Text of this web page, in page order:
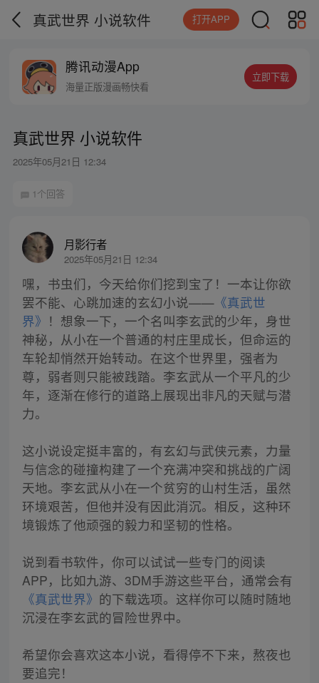
真武世界 小说软件 打开APP
腾讯动漫App
海量正版漫画畅快看
立即下载
真武世界 小说软件
2025年05月21日 12:34
1个回答
月影行者
2025年05月21日 12:34
嘿，书虫们，今天给你们挖到宝了！一本让你欲
罢不能、心跳加速的玄幻小说——《真武世
界》 ！想象一下，一个名叫李玄武的少年，身世
神秘，从小在一个普通的村庄里成长，但命运的
车轮却悄然开始转动。在这个世界里，强者为
尊，弱者则只能被践踏。李玄武从一个平凡的少
年，逐渐在修行的道路上展现出非凡的天赋与潜
力。
这小说设定挺丰富的，有玄幻与武侠元素，力量
与信念的碰撞构建了一个充满冲突和挑战的广阔
天地。李玄武从小在一个贫穷的山村生活，虽然
环境艰苦，但他并没有因此消沉。相反，这种环
境锻炼了他顽强的毅力和坚韧的性格。
说到看书软件，你可以试试一些专门的阅读
APP，比如九游、3DM手游这些平台，通常会有
《真武世界》 的下载选项。这样你可以随时随地
沉浸在李玄武的冒险世界中。
希望你会喜欢这本小说，看得停不下来，熬夜也
要追完！